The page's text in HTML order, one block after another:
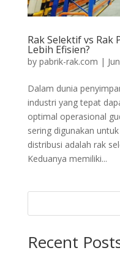
Rak Selektif vs Rak
Lebih Efisien?
by pabrik-rak.com |
Dalam dunia
industri yang tepat
optimal operasional
sering digunakan
distribusi adalah rak
Keduanya memiliki...
Recent